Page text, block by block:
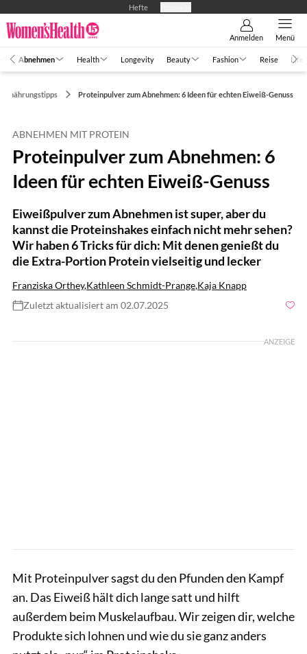
Hefte
Anmelden Menü
Abnehmen Health Longevity Beauty Fashion Reise Life
Ernährungstipps Proteinpulver zum Abnehmen: 6 Ideen für echten Eiweiß-Genuss
ABNEHMEN MIT PROTEIN
Proteinpulver zum Abnehmen: 6
Ideen für echten Eiweiß-Genuss
Eiweißpulver zum Abnehmen ist super, aber du
kannst die Proteinshakes einfach nicht mehr sehen?
Wir haben 6 Tricks für dich: Mit denen genießt du
die Extra-Portion Protein vielseitig und lecker
Franziska Orthey,Kathleen Schmidt-Prange,Kaja Knapp
Zuletzt aktualisiert am 02.07.2025
ANZEIGE
Mit Proteinpulver sagst du den Pfunden den Kampf
an. Das Eiweiß hält dich lange satt und hilft
außerdem beim Muskelaufbau. Wir zeigen dir, welche
Produkte sich lohnen und wie du sie ganz anders